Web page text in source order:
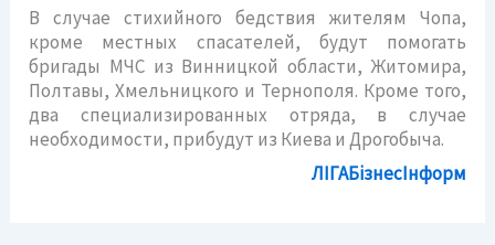
В случае стихийного бедствия жителям Чопа,
кроме местных спасателей, будут помогать
бригады МЧС из Винницкой области, Житомира,
Полтавы, Хмельницкого и Тернополя. Кроме того,
два специализированных отряда, в случае
необходимости, прибудут из Киева и Дрогобыча.
ЛІГАБізнесІнформ